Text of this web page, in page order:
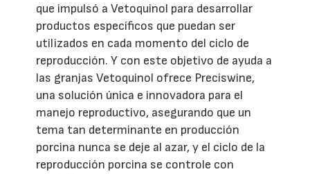
que impulsó a Vetoquinol para desarrollar
productos específicos que puedan ser
utilizados en cada momento del ciclo de
reproducción. Y con este objetivo de ayuda a
las granjas Vetoquinol ofrece Preciswine,
una solución única e innovadora para el
manejo reproductivo, asegurando que un
tema tan determinante en producción
porcina nunca se deje al azar, y el ciclo de la
reproducción porcina se controle con